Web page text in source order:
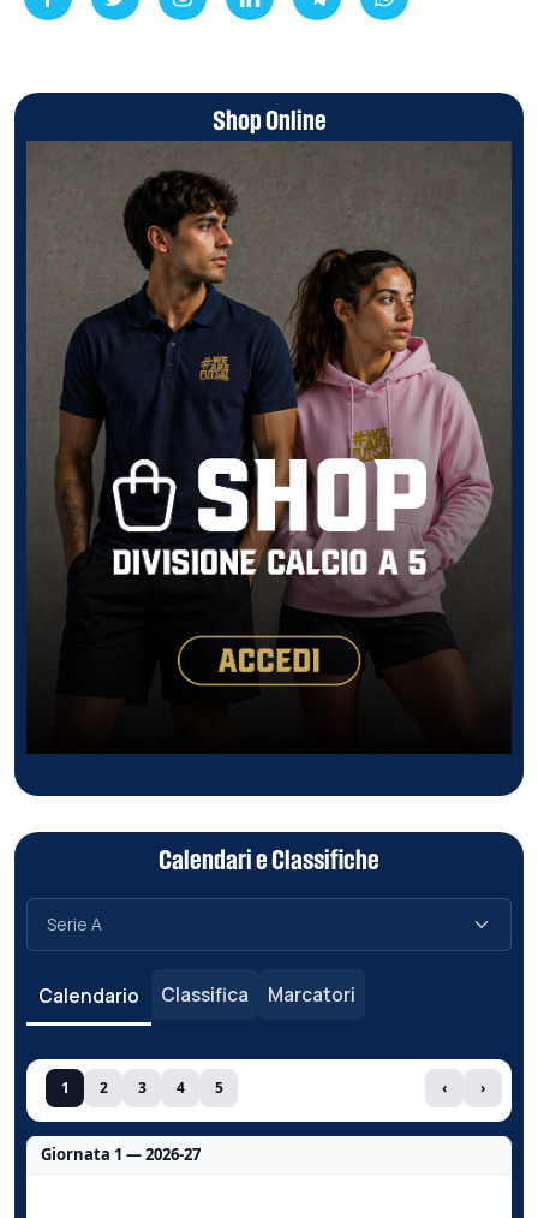
Shop Online
Calendari e Classifiche
Calendario Classifica Marcatori
1 2 3 4 5 ‹ ›
Giornata 1 — 2026-27